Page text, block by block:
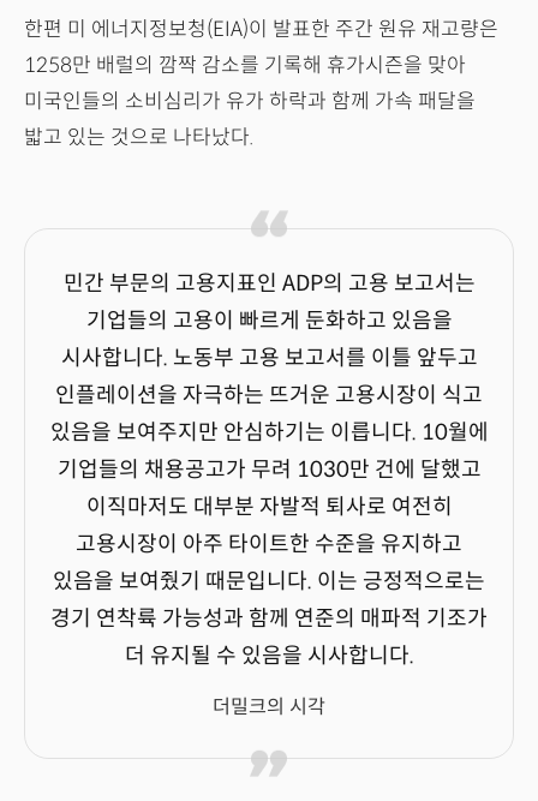
한편 미 에너지정보청(EIA)이 발표한 주간 원유 재고량은
1258만 배럴의 깜짝 감소를 기록해 휴가시즌을 맞아
미국인들의 소비심리가 유가 하락과 함께 가속 패달을
밟고 있는 것으로 나타났다.
민간 부문의 고용지표인 ADP의 고용 보고서는
기업들의 고용이 빠르게 둔화하고 있음을
시사합니다. 노동부 고용 보고서를 이틀 앞두고
인플레이션을 자극하는 뜨거운 고용시장이 식고
있음을 보여주지만 안심하기는 이릅니다. 10월에
기업들의 채용공고가 무려 1030만 건에 달했고
이직마저도 대부분 자발적 퇴사로 여전히
고용시장이 아주 타이트한 수준을 유지하고
있음을 보여줬기 때문입니다. 이는 긍정적으로는
경기 연착륙 가능성과 함께 연준의 매파적 기조가
더 유지될 수 있음을 시사합니다.
더밀크의 시각